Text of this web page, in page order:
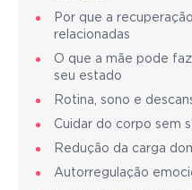
Por que a
relacionadas
O que a mãe pode
seu estado
Rotina, sono e
Cuidar do corpo sem
Redução da carga
Autorregulação